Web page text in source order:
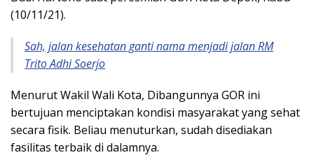
(10/11/21).
Sah, jalan kesehatan ganti nama menjadi jalan RM
Trito Adhi Soerjo
Menurut Wakil Wali Kota, Dibangunnya GOR ini
bertujuan menciptakan kondisi masyarakat yang sehat
secara fisik. Beliau menuturkan, sudah disediakan
fasilitas terbaik di dalamnya.